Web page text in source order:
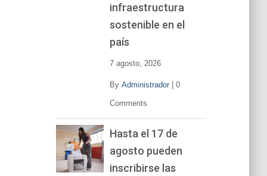
infraestructura
sostenible en el
país
7 agosto, 2026
By Administrador| 0
Comments
Hasta el 17 de
agosto pueden
inscribirse las